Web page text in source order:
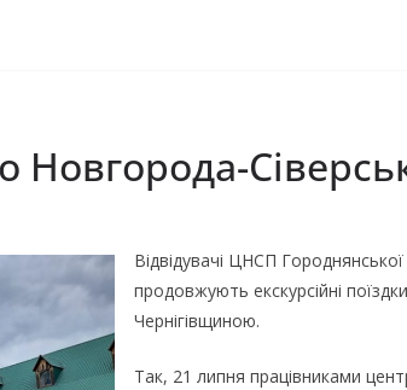
Відвідувачі ЦНСП Городнянської
продовжують екскурсійні поїздки
Чернігівщиною.
Так, 21 липня працівниками